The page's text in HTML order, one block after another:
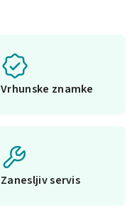
Vrhunske znamke
Zanesljiv servis